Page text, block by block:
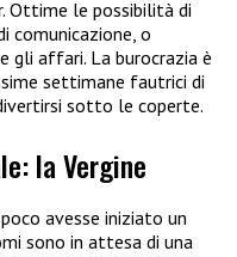
Ottime le possibilità di
comunicazione, o
gli affari. La burocrazia è
settimane fautrici di
sotto le coperte.
la Vergine
avesse iniziato un
sono in attesa di una